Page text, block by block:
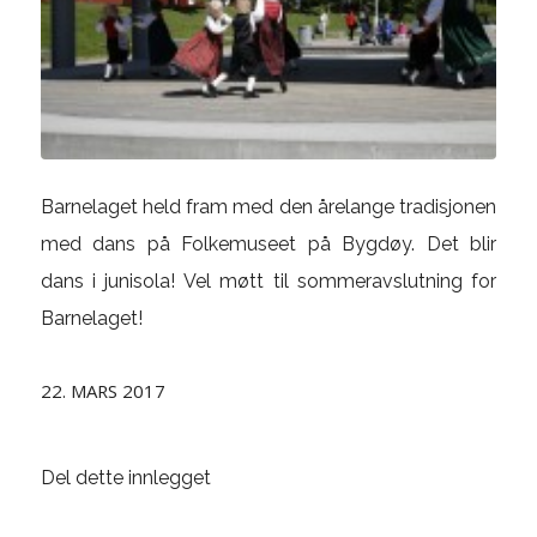
Barnelaget held fram med den årelange tradisjonen
med dans på Folkemuseet på Bygdøy. Det blir
dans i junisola! Vel møtt til sommeravslutning for
Barnelaget!
22. MARS 2017
Del dette innlegget